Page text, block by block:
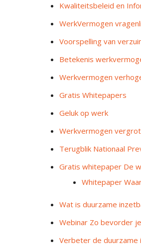
Kwaliteitsbeleid en
WerkVermogen
Voorspelling van
Betekenis
Werkvermogen
Gratis Whitepapers
Geluk op werk
Werkvermogen
Terugblik Nationaal
Gratis whitepaper De
Whitepaper
Wat is duurzame
Webinar Zo bevorder
Verbeter de duurzame